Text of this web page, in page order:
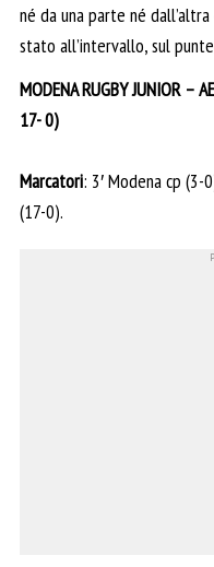
né da una parte né
stato all’intervallo, sul
MODENA RUGBY JUNIOR –
17- 0)
Marcatori: 3′ Modena cp
(17-0).